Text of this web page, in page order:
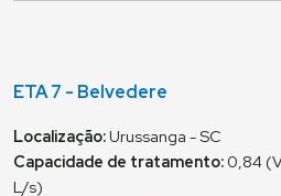
ETA 7 - Belvedere
Localização:Urussanga - SC
Capacidade de tratamento: 0,84
L/s)